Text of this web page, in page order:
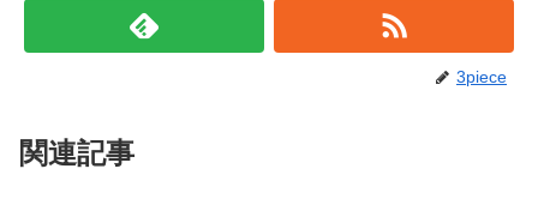
3piece
関連記事